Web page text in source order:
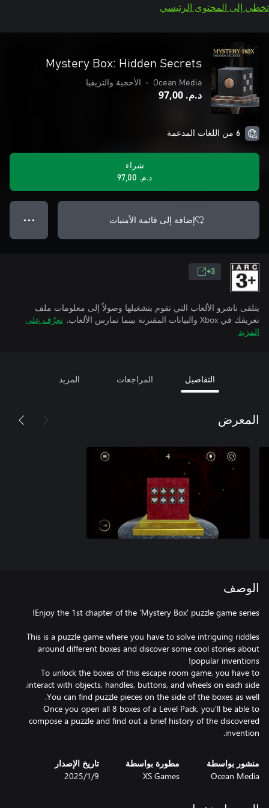
تخطي إلى المحتوى الرئيسي
Mystery Box: Hidden Secrets
Ocean Media
• الأحجية والتريفيا
د.م.‏ 97,00
6 من اللغات المدعمة
شراء
د.م.‏ 97,00
إضافة إلى قائمة الأمنيات ● ● ●
3+
يتلقى ناشرو الألعاب التي تقوم بتشغيلها وصولاً إلى معلومات ملف
تعريفك في Xbox والبيانات المقترنة بينما تمارس الألعاب.
تعرّف على
المزيد
التفاصيل المراجعات المزيد
المعرض
الوصف
This is a puzzle game where you have to solve intriguing riddles
around different boxes and discover some cool stories about
To unlock the boxes of this escape room game, you have to
Once you open all 8 boxes of a Level Pack, you'll be able to
compose a puzzle and find out a brief history of the discovered
invention.
منشور بواسطة
Ocean Media
مطورة بواسطة
XS Games
تاريخ الإصدار
9‏/1‏/2025